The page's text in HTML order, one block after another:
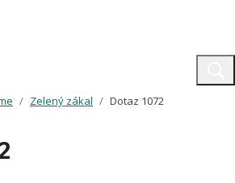
Zelený zákal Dotaz 1072